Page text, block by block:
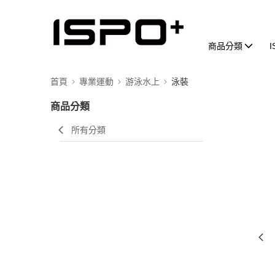
商品分類
首頁 專業運動 游泳水上 泳裝
商品分類
所有分類